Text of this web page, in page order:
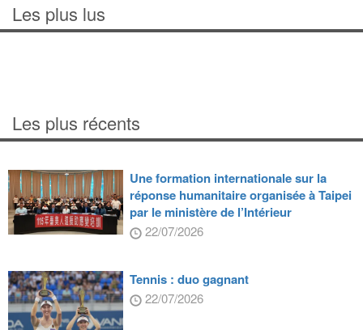
Les plus lus
Les plus récents
Une formation internationale sur la
réponse humanitaire organisée à Taipei
par le ministère de l’Intérieur
22/07/2026
Tennis : duo gagnant
22/07/2026